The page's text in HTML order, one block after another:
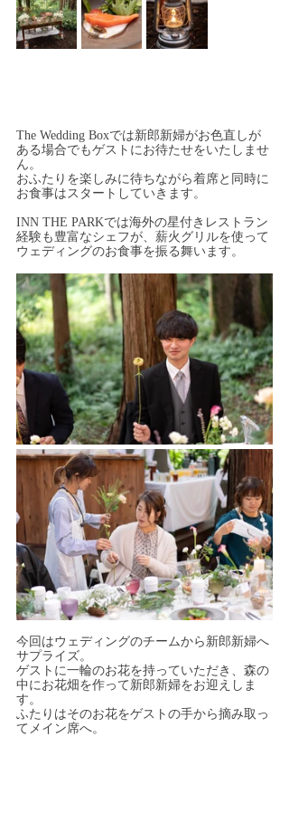
The Wedding Boxでは新郎新婦がお色直しが
ある場合でもゲストにお待たせをいたしませ
ん。
おふたりを楽しみに待ちながら着席と同時に
お食事はスタートしていきます。
INN THE PARKでは海外の星付きレストラン
経験も豊富なシェフが、薪火グリルを使って
ウェディングのお食事を振る舞います。
今回はウェディングのチームから新郎新婦へ
サプライズ。
ゲストに一輪のお花を持っていただき、森の
中にお花畑を作って新郎新婦をお迎えしま
す。
ふたりはそのお花をゲストの手から摘み取っ
てメイン席へ。